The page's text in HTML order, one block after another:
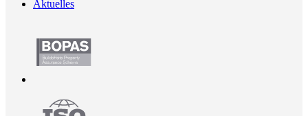
Aktuelles